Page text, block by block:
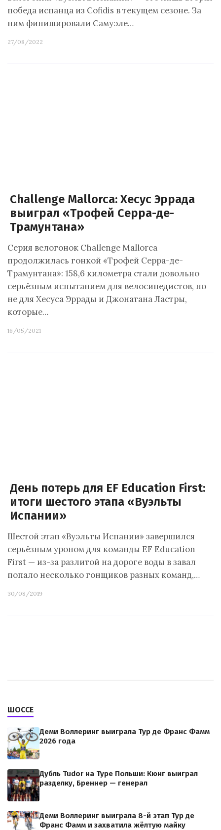
победа испанца из Cofidis в текущем сезоне. За
ним финишировали Самуэле…
27/08/2022
Challenge Mallorca: Хесус Эррада
выиграл «Трофей Серра-де-
Трамунтана»
Серия велогонок Challenge Mallorca
продолжилась гонкой «Трофей Серра-де-
Трамунтана»: 158,6 километра стали довольно
серьёзным испытанием для велосипедистов, но
не для Хесуса Эррады и Джонатана Ластры,
которые…
16/05/2021
День потерь для EF Education First:
итоги шестого этапа «Вуэльты
Испании»
Шестой этап «Вуэльты Испании» завершился
серьёзным уроном для команды EF Education
First — из-за разлитой на дороге воды в завал
попало несколько гонщиков разных команд,…
30/08/2019
ШОССЕ
Деми Воллеринг выиграла Тур де Франс Фамм
2026 года
Дубль Tudor на Туре Польши: Кюнг выиграл
разделку, Бреннер — генерал
Деми Воллеринг выиграла 8-й этап Тур де
Франс Фамм и захватила жёлтую майку